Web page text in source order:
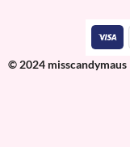
© 2024 misscandymaus